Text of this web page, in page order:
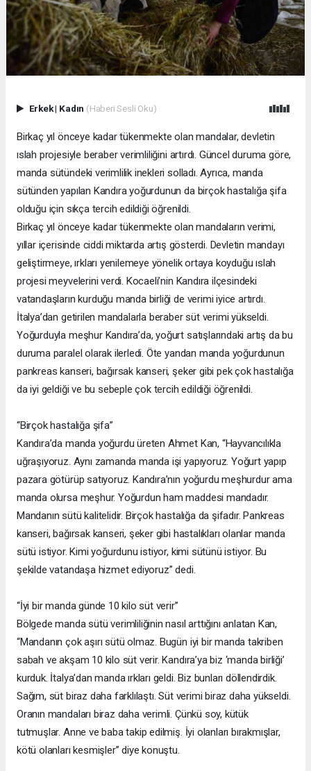
Erkek| Kadın (Haberi Sesli Oku)
Birkaç yıl önceye kadar tükenmekte olan mandalar, devletin
ıslah projesiyle beraber verimliliğini artırdı. Güncel duruma göre,
manda sütündeki verimlilik inekleri solladı. Ayrıca, manda
sütünden yapılan Kandıra yoğurdunun da birçok hastalığa şifa
olduğu için sıkça tercih edildiği öğrenildi.
Birkaç yıl önceye kadar tükenmekte olan mandaların verimi,
yıllar içerisinde ciddi miktarda artış gösterdi. Devletin mandayı
geliştirmeye, ırkları yenilemeye yönelik ortaya koyduğu ıslah
projesi meyvelerini verdi. Kocaeli’nin Kandıra ilçesindeki
vatandaşların kurduğu manda birliği de verimi iyice artırdı.
İtalya’dan getirilen mandalarla beraber süt verimi yükseldi.
Yoğurduyla meşhur Kandıra’da, yoğurt satışlarındaki artış da bu
duruma paralel olarak ilerledi. Öte yandan manda yoğurdunun
pankreas kanseri, bağırsak kanseri, şeker gibi pek çok hastalığa
da iyi geldiği ve bu sebeple çok tercih edildiği öğrenildi.
“Birçok hastalığa şifa”
Kandıra’da manda yoğurdu üreten Ahmet Kan, “Hayvancılıkla
uğraşıyoruz. Aynı zamanda manda işi yapıyoruz. Yoğurt yapıp
pazara götürüp satıyoruz. Kandıra’nın yoğurdu meşhurdur ama
manda olursa meşhur. Yoğurdun ham maddesi mandadır.
Mandanın sütü kalitelidir. Birçok hastalığa da şifadır. Pankreas
kanseri, bağırsak kanseri, şeker gibi hastalıkları olanlar manda
sütü istiyor. Kimi yoğurdunu istiyor, kimi sütünü istiyor. Bu
şekilde vatandaşa hizmet ediyoruz” dedi.
“İyi bir manda günde 10 kilo süt verir”
Bölgede manda sütü verimliliğinin nasıl arttığını anlatan Kan,
“Mandanın çok aşırı sütü olmaz. Bugün iyi bir manda takriben
sabah ve akşam 10 kilo süt verir. Kandıra’ya biz ‘manda birliği’
kurduk. İtalya’dan manda ırkları geldi. Biz bunları döllendirdik.
Sağım, süt biraz daha farklılaştı. Süt verimi biraz daha yükseldi.
Oranın mandaları biraz daha verimli. Çünkü soy, kütük
tutmuşlar. Anne ve baba takip edilmiş. İyi olanları bırakmışlar,
kötü olanları kesmişler” diye konuştu.